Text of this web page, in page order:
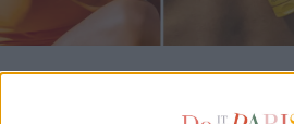
LES SPF 50 QUI DONNENT ENVIE